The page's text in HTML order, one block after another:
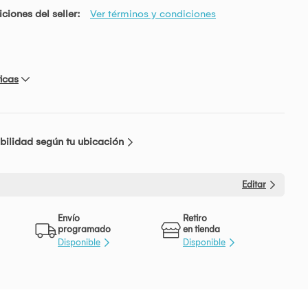
del seller:
Ver términos y condiciones
según tu ubicación
Editar
Envío
programado
Disponible
Retiro
en tienda
Disponible